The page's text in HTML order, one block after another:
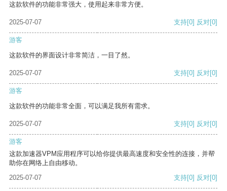
这款软件的功能非常强大，使用起来非常方便。
2025-07-07 支持[0] 反对[0]
游客
这款软件的界面设计非常简洁，一目了然。
2025-07-07 支持[0] 反对[0]
游客
这款软件的功能非常全面，可以满足我所有需求。
2025-07-07 支持[0] 反对[0]
游客
这款加速器VPM应用程序可以给你提供最高速度和安全性的连接，并帮
助你在网络上自由移动。
2025-07-07
支持[0] 反对[0]